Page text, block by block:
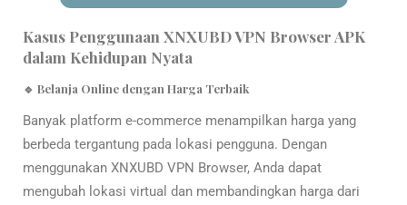
Kasus Penggunaan XNXUBD VPN Browser APK
dalam Kehidupan Nyata
🔹 Belanja Online dengan Harga Terbaik
Banyak platform e-commerce menampilkan harga yang
berbeda tergantung pada lokasi pengguna. Dengan
menggunakan XNXUBD VPN Browser, Anda dapat
mengubah lokasi virtual dan membandingkan harga dari